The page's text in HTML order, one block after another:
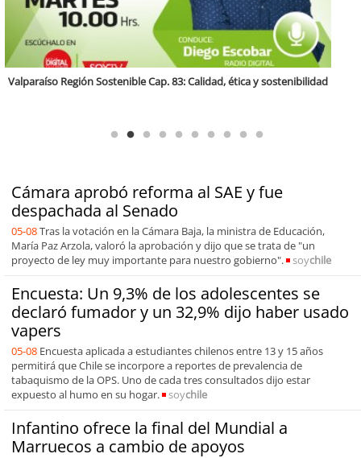
Cámara aprobó reforma al SAE y fue
despachada al Senado
05-08Tras la votación en la Cámara Baja, la ministra de Educación,
María Paz Arzola, valoró la aprobación y dijo que se trata de "un
proyecto de ley muy importante para nuestro gobierno".
soychile
Encuesta: Un 9,3% de los adolescentes se
declaró fumador y un 32,9% dijo haber usado
vapers
05-08 Encuesta aplicada a estudiantes chilenos entre 13 y 15 años
permitirá que Chile se incorpore a reportes de prevalencia de
tabaquismo de la OPS. Uno de cada tres consultados dijo estar
expuesto al humo en su hogar.
soychile
Infantino ofrece la final del Mundial a
Marruecos a cambio de apoyos